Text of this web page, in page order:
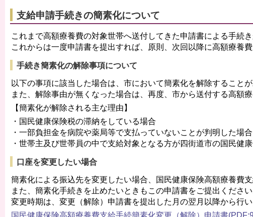
支給申請手続きの簡素化について
これまで高額療養費の対象世帯へ送付してきた申請書による手続
これからは一度申請書を提出すれば、原則、次回以降に高額療養
手続き簡素化の解除事項について
以下の事項に該当した場合は、市において簡素化を解除することが
また、解除事由が無くなった場合は、再度、市から送付する高額
【簡素化が解除される主な理由】
・国民健康保険税の滞納をしている場合
・一部負担金を病院や薬局等で支払っていないことが判明した場合
・世帯主及び世帯員の中で支給対象となる方が四街道市の国民健
口座を変更したい場合
簡素化による振込先を変更したい場合、国民健康保険高額療養費
また、簡素化手続きを止めたいときもこの申請書をご提出ください
変更時期は、変更（解除）申請書を提出した月の翌月以降から行い
国民健康保険高額療養費支給手続簡素化変更（解除）申請書